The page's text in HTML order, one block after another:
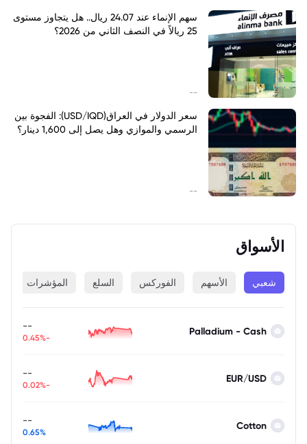
سهم الإنماء عند 24.07 ريال.. هل يتجاوز مستوى
25 ريالاً في النصف الثاني من 2026؟
--
سعر الدولار في العراق(USD/IQD): الفجوة بين
الرسمي والموازي وهل يصل إلى 1,600 دينار؟
--
الأسواق
شعبي الأسهم الفوركس السلع المؤشرات
Palladium - Cash
--
-0.45%
EUR/USD
--
-0.02%
Cotton
--
0.65%